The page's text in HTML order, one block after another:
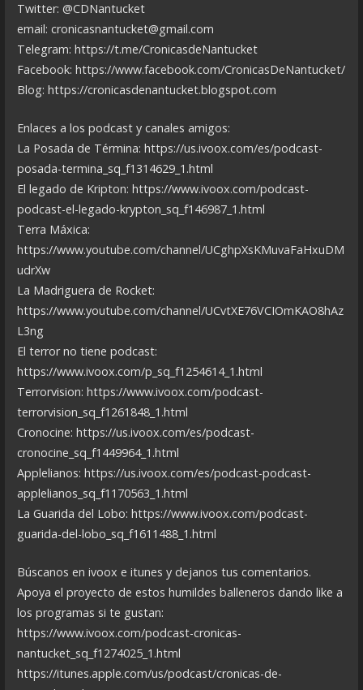
Twitter: @CDNantucket
email: cronicasnantucket@gmail.com
Telegram: https://t.me/CronicasdeNantucket
Facebook: https://www.facebook.com/CronicasDeNantucket/
Blog: https://cronicasdenantucket.blogspot.com
Enlaces a los podcast y canales amigos:
La Posada de Términa: https://us.ivoox.com/es/podcast-
posada-termina_sq_f1314629_1.html
El legado de Kripton: https://www.ivoox.com/podcast-
podcast-el-legado-krypton_sq_f146987_1.html
Terra Máxica:
https://www.youtube.com/channel/UCghpXsKMuvaFaHxuDM
udrXw
La Madriguera de Rocket:
https://www.youtube.com/channel/UCvtXE76VCIOmKAO8hAz
L3ng
El terror no tiene podcast:
https://www.ivoox.com/p_sq_f1254614_1.html
Terrorvision: https://www.ivoox.com/podcast-
terrorvision_sq_f1261848_1.html
Cronocine: https://us.ivoox.com/es/podcast-
cronocine_sq_f1449964_1.html
Applelianos: https://us.ivoox.com/es/podcast-podcast-
applelianos_sq_f1170563_1.html
La Guarida del Lobo: https://www.ivoox.com/podcast-
guarida-del-lobo_sq_f1611488_1.html
Búscanos en ivoox e itunes y dejanos tus comentarios.
Apoya el proyecto de estos humildes balleneros dando like a
los programas si te gustan:
https://www.ivoox.com/podcast-cronicas-
nantucket_sq_f1274025_1.html
https://itunes.apple.com/us/podcast/cronicas-de-